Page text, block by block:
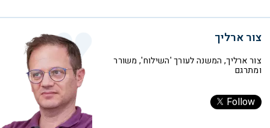
צור ארליך
צור ארליך, המשנה לעורך 'השילוח', משורר
ומתרגם
Follow